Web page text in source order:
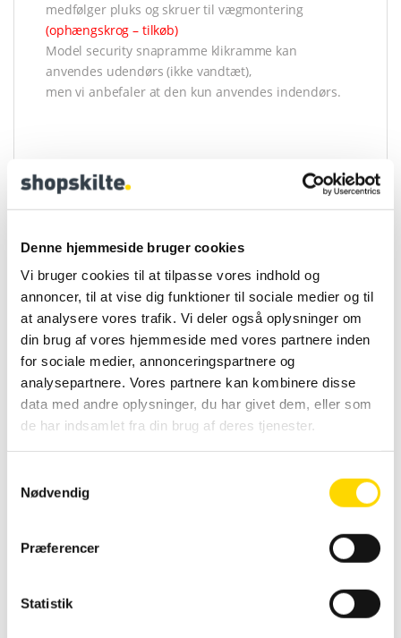
Denne hjemmeside bruger cookies
Vi bruger cookies til at tilpasse vores indhold og
annoncer, til at vise dig funktioner til sociale medier og til
at analysere vores trafik. Vi deler også oplysninger om
din brug af vores hjemmeside med vores partnere inden
for sociale medier, annonceringspartnere og
analysepartnere. Vores partnere kan kombinere disse
data med andre oplysninger, du har givet dem, eller som
de har indsamlet fra din brug af deres tjenester.
Nødvendig
Præferencer
Statistik
medfølger pluks og skruer til vægmontering
(ophængskrog – tilkøb)
Model security snapramme klikramme kan
anvendes udendørs (ikke vandtæt),
men vi anbefaler at den kun anvendes indendørs.
Klikrammer og Snaprammer
,Snap rammer
sikkerhed
Vægt
3 kg
Størrelse
64 × 88 × 3 cm
Farve
Sølv
Vælg model
A1 – 60x85cm
I
n
t
e
t
d
Køb før kl. 14 og
modtag varen dagen
Gælder ikke varer med
Leveringstider står på